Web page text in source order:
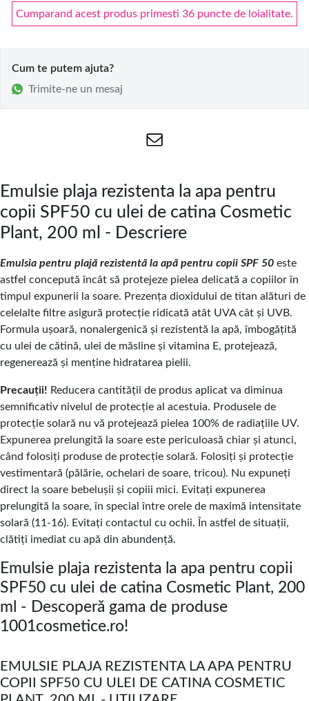
Cumparand acest produs primesti 36 puncte de loialitate.
Cum te putem ajuta?
Trimite-ne un mesaj
Emulsie plaja rezistenta la apa pentru
copii SPF50 cu ulei de catina Cosmetic
Plant, 200 ml - Descriere
Emulsia pentru plajă rezistentă la apă pentru copii SPF 50 este
astfel concepută încât să protejeze pielea delicată a copiilor în
timpul expunerii la soare. Prezenţa dioxidului de titan alături de
celelalte filtre asigură protecţie ridicată atât UVA cât şi UVB.
Formula uşoară, nonalergenică şi rezistentă la apă, îmbogăţită
cu ulei de cătină, ulei de măsline şi vitamina E, protejează,
regenerează şi menţine hidratarea pielii.
Precauții! Reducera cantității de produs aplicat va diminua
semnificativ nivelul de protecție al acestuia. Produsele de
protecție solară nu vă protejează pielea 100% de radiațiile UV.
Expunerea prelungită la soare este periculoasă chiar și atunci,
când folosiți produse de protecție solară. Folosiți și protecție
vestimentară (pălărie, ochelari de soare, tricou). Nu expuneți
direct la soare bebelușii și copiii mici. Evitați expunerea
prelungită la soare, în special între orele de maximă intensitate
solară (11-16). Evitați contactul cu ochii. În astfel de situații,
clătiți imediat cu apă din abundență.
Emulsie plaja rezistenta la apa pentru copii
SPF50 cu ulei de catina Cosmetic Plant, 200
ml - Descoperă gama de produse
1001cosmetice.ro!
EMULSIE PLAJA REZISTENTA LA APA PENTRU
COPII SPF50 CU ULEI DE CATINA COSMETIC